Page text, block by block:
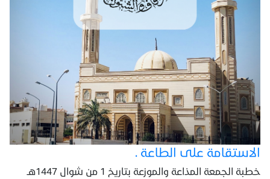
الاستقامة على الطاعة .
خطبة الجمعة المذاعة والموزعة بتاريخ 1 من شوال 1447هـ